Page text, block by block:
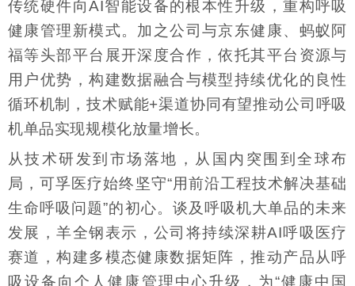
传统硬件向AI智能设备的根本性升级，重构呼吸
健康管理新模式。加之公司与京东健康、蚂蚁阿
福等头部平台展开深度合作，依托其平台资源与
用户优势，构建数据融合与模型持续优化的良性
循环机制，技术赋能+渠道协同有望推动公司呼吸
机单品实现规模化放量增长。
从技术研发到市场落地，从国内突围到全球布
局，可孚医疗始终坚守“用前沿工程技术解决基础
生命呼吸问题”的初心。谈及呼吸机大单品的未来
发展，羊全钢表示，公司将持续深耕AI呼吸医疗
赛道，构建多模态健康数据矩阵，推动产品从呼
吸设备向个人健康管理中心升级，为“健康中国